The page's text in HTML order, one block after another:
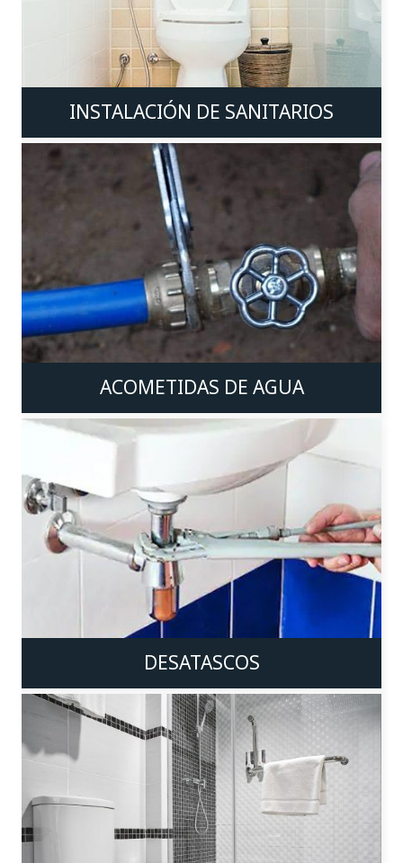
INSTALACIÓN DE SANITARIOS
ACOMETIDAS DE AGUA
DESATASCOS